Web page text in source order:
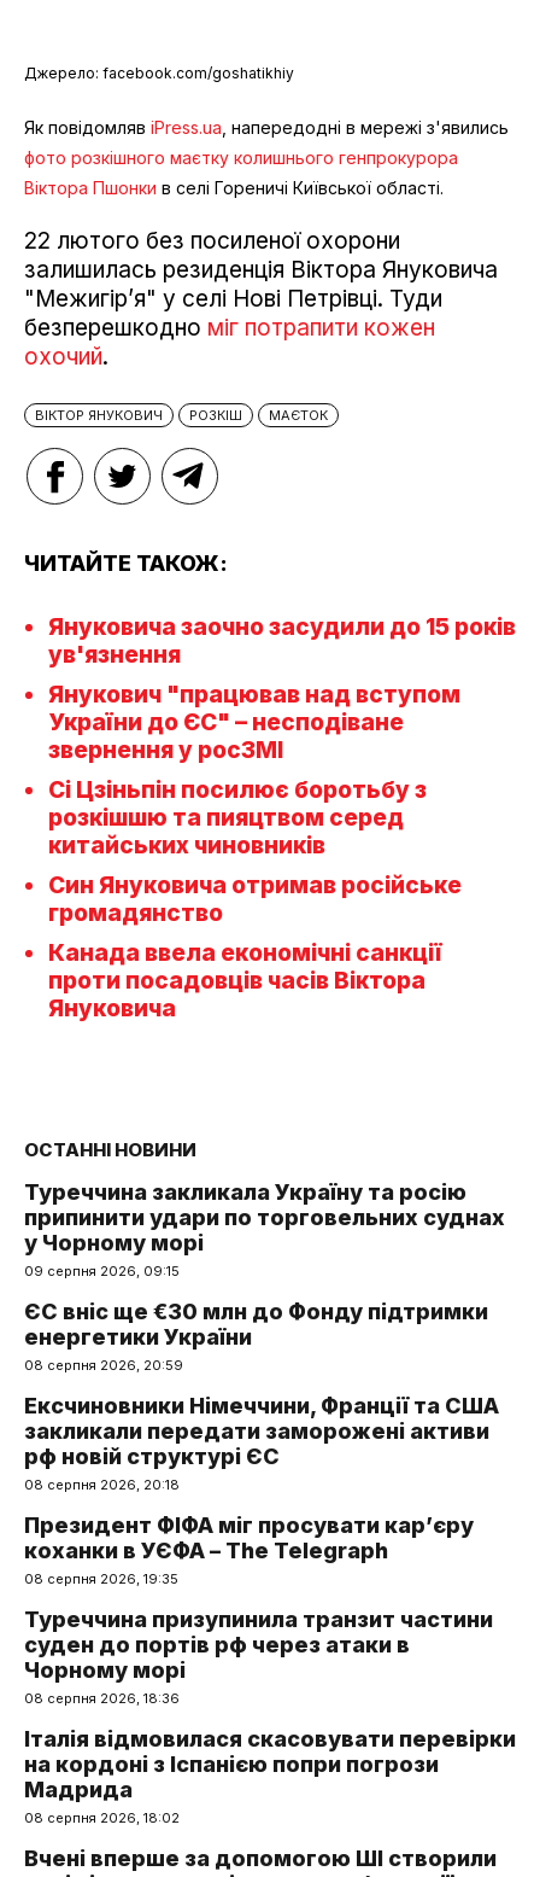
Джерело: facebook.com/goshatikhiy
Як повідомляв iPress.ua , напередодні в мережі з'явились
фото розкішного маєтку колишнього генпрокурора
Віктора Пшонки в селі Гореничі Київської області.
22 лютого без посиленої охорони
залишилась резиденція Віктора Януковича
"Межигір’я" у селі Нові Петрівці. Туди
безперешкодно міг потрапити кожен
охочий.
ВІКТОР ЯНУКОВИЧ РОЗКІШ МАЄТОК
ЧИТАЙТЕ ТАКОЖ:
Януковича заочно засудили до 15 років
ув'язнення
Янукович "працював над вступом
України до ЄС" – несподіване
звернення у росЗМІ
Сі Цзіньпін посилює боротьбу з
розкішшю та пияцтвом серед
китайських чиновників
Син Януковича отримав російське
громадянство
Канада ввела економічні санкції
проти посадовців часів Віктора
Януковича
ОСТАННІ НОВИНИ
Туреччина закликала Україну та росію
припинити удари по торговельних суднах
у Чорному морі
09 серпня 2026, 09:15
ЄС вніс ще €30 млн до Фонду підтримки
енергетики України
08 серпня 2026, 20:59
Ексчиновники Німеччини, Франції та США
закликали передати заморожені активи
рф новій структурі ЄС
08 серпня 2026, 20:18
Президент ФІФА міг просувати кар’єру
коханки в УЄФА – The Telegraph
08 серпня 2026, 19:35
Туреччина призупинила транзит частини
суден до портів рф через атаки в
Чорному морі
08 серпня 2026, 18:36
Італія відмовилася скасовувати перевірки
на кордоні з Іспанією попри погрози
Мадрида
08 серпня 2026, 18:02
Вчені вперше за допомогою ШІ створили